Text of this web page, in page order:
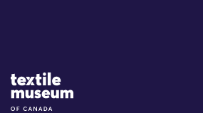
Site Logo